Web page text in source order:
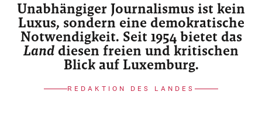
Unabhängiger Journalismus ist kein
Luxus, sondern eine demokratische
Notwendigkeit. Seit 1954 bietet das
Land diesen freien und kritischen
Blick auf Luxemburg.
REDAKTION DES LANDES